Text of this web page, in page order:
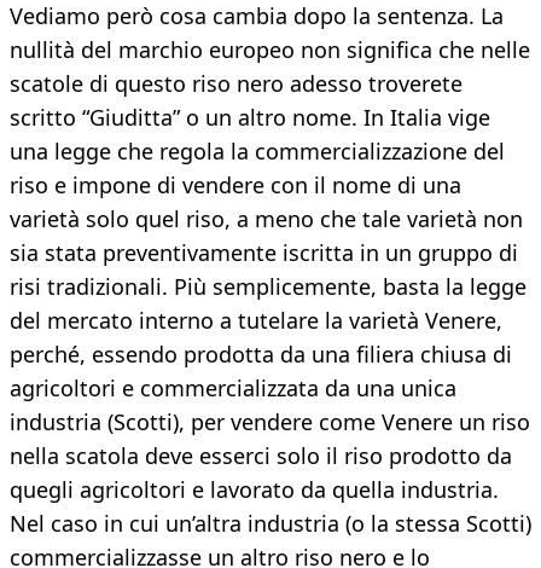
Vediamo però cosa cambia dopo la sentenza. La
nullità del marchio europeo non significa che nelle
scatole di questo riso nero adesso troverete
scritto “Giuditta” o un altro nome. In Italia vige
una legge che regola la commercializzazione del
riso e impone di vendere con il nome di una
varietà solo quel riso, a meno che tale varietà non
sia stata preventivamente iscritta in un gruppo di
risi tradizionali. Più semplicemente, basta la legge
del mercato interno a tutelare la varietà Venere,
perché, essendo prodotta da una filiera chiusa di
agricoltori e commercializzata da una unica
industria (Scotti), per vendere come Venere un riso
nella scatola deve esserci solo il riso prodotto da
quegli agricoltori e lavorato da quella industria.
Nel caso in cui un’altra industria (o la stessa Scotti)
commercializzasse un altro riso nero e lo